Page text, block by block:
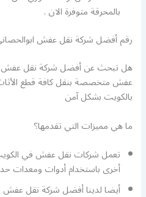
بالمحرقة متوفرة الان .
رقم أفضل شركة نقل عفش
هل تبحث عن أفضل شركة نقل عفش
عفش متخصصة بنقل كافة قطع
بالكويت بشكل آمن
ما هي مميزات التي تقدمها؟
تعمل شركات نقل عفش في
أخرى باستخدام أدوات ومعدات
أيضا لدينا أفضل شركة نقل عفش